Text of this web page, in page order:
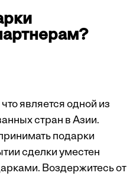
является одной из
стран в Азии.
подарки
сделки уместен
Воздержитесь от